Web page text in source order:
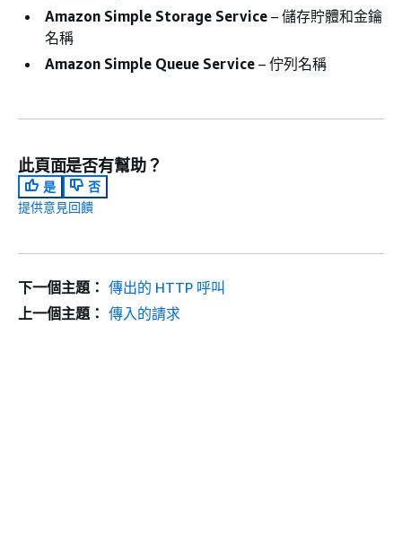
Amazon Simple Storage Service – 儲存貯體和金鑰
名稱
Amazon Simple Queue Service – 佇列名稱
此頁面是否有幫助？
是
否
提供意見回饋
下一個主題： 傳出的 HTTP 呼叫
上一個主題： 傳入的請求